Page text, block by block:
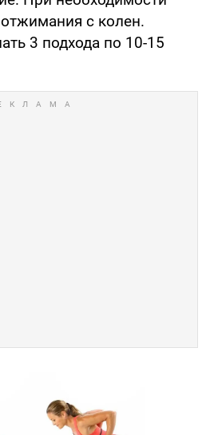
с колен.
3 подхода по 10-15